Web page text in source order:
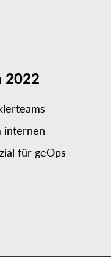
2022
internen
für geOps-